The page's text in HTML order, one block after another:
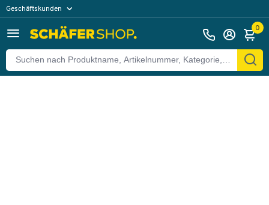
Geschäftskunden
0
Zurück